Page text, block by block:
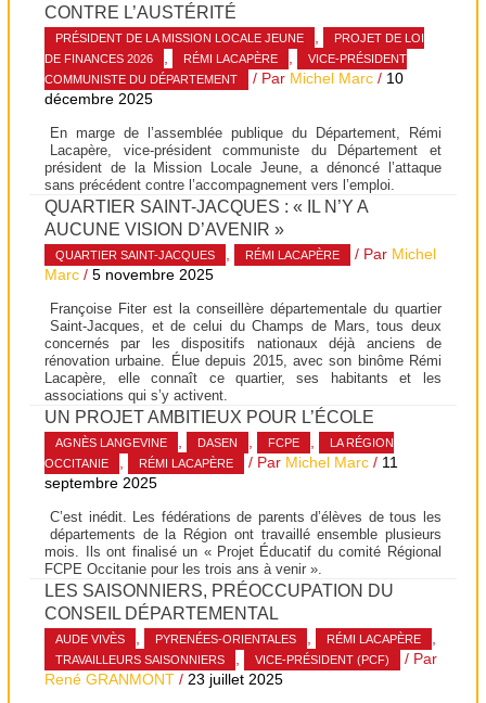
CONTRE L’AUSTÉRITÉ
PRÉSIDENT DE LA MISSION LOCALE JEUNE ,
PROJET DE LOI
DE FINANCES 2026
, RÉMI LACAPÈRE ,
VICE-PRÉSIDENT
COMMUNISTE DU DÉPARTEMENT
/ Par Michel Marc / 10
décembre 2025
En marge de l’assemblée publique du Département, Rémi
Lacapère, vice-président communiste du Département et
président de la Mission Locale Jeune, a dénoncé l’attaque
sans précédent contre l’accompagnement vers l’emploi.
QUARTIER SAINT-JACQUES : « IL N’Y A
AUCUNE VISION D’AVENIR »
QUARTIER SAINT-JACQUES , RÉMI LACAPÈRE / Par Michel
Marc /5 novembre 2025
Françoise Fiter est la conseillère départementale du quartier
Saint-Jacques, et de celui du Champs de Mars, tous deux
concernés par les dispositifs nationaux déjà anciens de
rénovation urbaine. Élue depuis 2015, avec son binôme Rémi
Lacapère, elle connaît ce quartier, ses habitants et les
associations qui s’y activent.
UN PROJET AMBITIEUX POUR L’ÉCOLE
AGNÈS LANGEVINE DASEN FCPE
LA RÉGION
OCCITANIE
RÉMI LACAPÈRE / Par Michel Marc / 11
septembre 2025
C’est inédit. Les fédérations de parents d’élèves de tous les
départements de la Région ont travaillé ensemble plusieurs
mois. Ils ont finalisé un « Projet Éducatif du comité Régional
FCPE Occitanie pour les trois ans à venir ».
LES SAISONNIERS, PRÉOCCUPATION DU
CONSEIL DÉPARTEMENTAL
AUDE VIVÈS PYRENÉES-ORIENTALES RÉMI LACAPÈRE
TRAVAILLEURS SAISONNIERS VICE-PRÉSIDENT (PCF)
/ Par
René GRANMONT / 23 juillet 2025